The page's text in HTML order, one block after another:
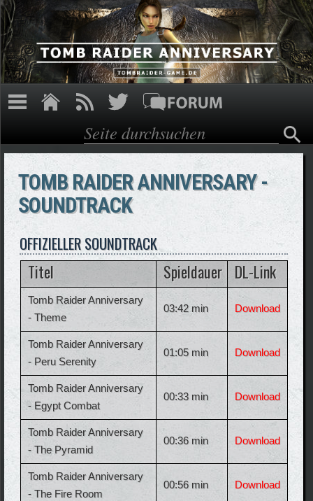
Direkt zum Inhalt
Suchformular
Suche
TOMB RAIDER ANNIVERSARY -
SOUNDTRACK
OFFIZIELLER SOUNDTRACK
Titel Spieldauer DL-Link
Tomb Raider Anniversary
- Theme
03:42 min Download
Tomb Raider Anniversary
- Peru Serenity
01:05 min Download
Tomb Raider Anniversary
- Egypt Combat
00:33 min Download
Tomb Raider Anniversary
- The Pyramid
00:36 min Download
Tomb Raider Anniversary
- The Fire Room
00:56 min Download